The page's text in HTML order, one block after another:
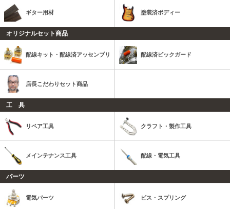
ギター用材 塗装済ボディー
オリジナルセット商品
配線キット・配線済アッセンブリ 配線済ピックガード
店長こだわりセット商品
工 具
リペア工具 クラフト・製作工具
メインテナンス工具 配線・電気工具
パーツ
電気パーツ ビス・スプリング